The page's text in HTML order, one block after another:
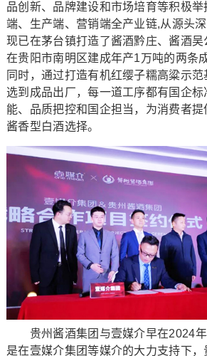
品创新、品牌建设和市场培育等积极
端、生产端、营销端全产业链,从源头
现已在茅台镇打造了酱酒黔庄、酱酒吴
在贵阳市南明区建成年产1万吨的两条
同时，通过打造有机红缨子糯高粱示
选到成品出厂，每一道工序都有国企
能、品质把控和国企担当，为消费者
酱香型白酒选择。
贵州酱酒集团与壹媒介早在2024年
是在壹媒介集团等媒介的大力支持下